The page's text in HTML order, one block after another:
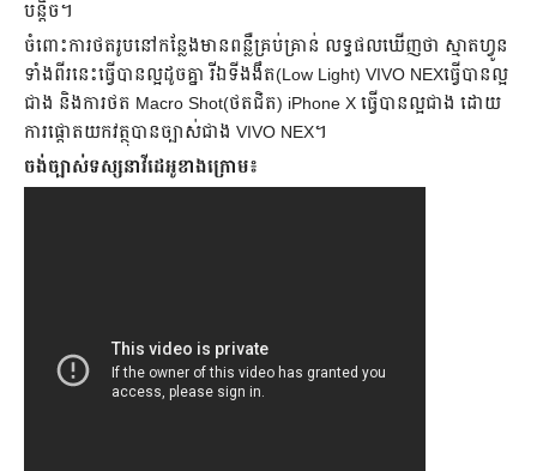
បន្តិច។
ចំពោះ​ការ​ថត​រូប​នៅ​កន្លែង​មាន​ពន្លឺ​គ្រប់​គ្រាន់ លទ្ធផល​ឃើញ​ថា ស្មាតហ្វូន​
ទាំង​ពីរ​នេះ​ធ្វើ​បាន​ល្អ​ដូចគ្នា រីឯ​​ទី​ងងឹត(Low Light) VIVO NEXធ្វើ​បាន​ល្អ​
ជាង និង​ការ​ថត Macro Shot(ថត​ជិត) iPhone X ធ្វើ​បាន​ល្អ​ជាង ដោយ​
ការ​ផ្តោត​យក​វត្ថុ​បាន​ច្បាស់​ជាង VIVO NEX។
ចង់​ច្បាស់​ទស្សនា​វីដេអូ​ខាង​ក្រោម​៖